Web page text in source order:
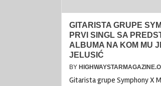
GITARISTA GRUPE
PRVI SINGL SA
ALBUMA NA KOM MU
JELUSIĆ
BY
Gitarista grupe Symphony X